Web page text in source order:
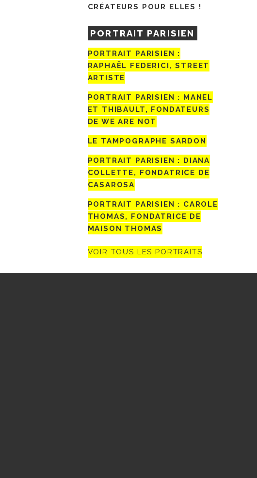
CRÉATEURS POUR ELLES !
PORTRAIT PARISIEN
PORTRAIT PARISIEN :
RAPHAËL FEDERICI, STREET
ARTISTE
PORTRAIT PARISIEN : MANEL
ET THIBAULT, FONDATEURS
DE WE ARE NOT
LE TAMPOGRAPHE SARDON
PORTRAIT PARISIEN : DIANA
COLLETTE, FONDATRICE DE
CASAROSA
PORTRAIT PARISIEN : CAROLE
THOMAS, FONDATRICE DE
MAISON THOMAS
VOIR TOUS LES PORTRAITS